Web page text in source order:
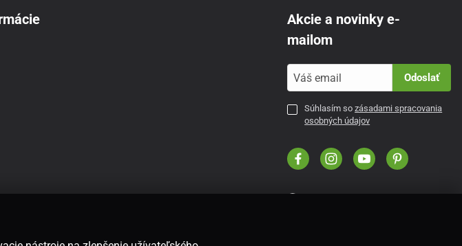
Akcie a novinky e-
mailom
Odoslať
Súhlasím sozásadami spracovania
osobných údajov